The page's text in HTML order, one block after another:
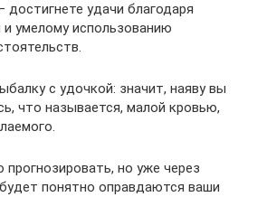
достигнете удачи благодаря
умелому использованию
с удочкой: значит, наяву вы
что называется, малой кровью,
но уже через
понятно оправдаются ваши